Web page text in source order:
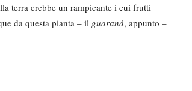
terra crebbe un rampicante i cui frutti
da questa pianta – il guaranà, appunto –